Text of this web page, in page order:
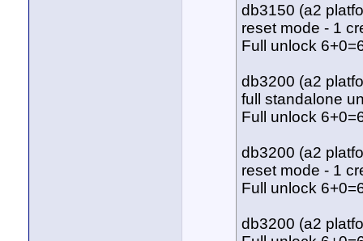
db3150 (a2
reset mode - 1
Full unlock
db3200 (a2
full standalone
Full unlock
db3200 (a2
reset mode - 1
Full unlock
db3200 (a2